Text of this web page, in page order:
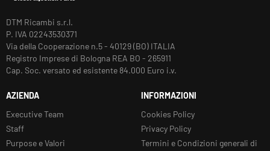
DTM Ricambi s.r.l.
P. IVA 02243530371
Via della Cooperazione n.5 - 40129 (BO) ITALIA
Registro Imprese di Bologna REA BO - 265911
Cap. Soc. versato ed esistente 84.000 Euro i.v.
AZIENDA
Executive Team
Staff
Purpose e Valori
INFORMAZIONI
Cookies Policy
Privacy Policy
Termini e Condizioni generali di